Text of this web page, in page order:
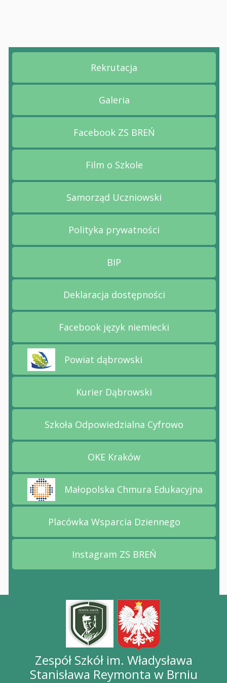
Przejdź na stronę
Rekrutacja
Przejdź na stronę Galeria
Galeria
Przejdź na stronę
Facebook ZS BREŃ
Przejdź na stronę Film o
Film o Szkole
Przejdź na stronę
Samorząd Uczniowski
Przejdź na stronę
Polityka prywatności
Przejdź na stronę BIP
BIP
Przejdź na stronę
Deklaracja dostępności
Przejdź na stronę
Facebook język niemiecki
Przejdź na stronę Powiat dąbrowski
Powiat dąbrowski
Przejdź na stronę Kurier
Kurier Dąbrowski
Przejdź na stronę Szkoła
Szkoła Odpowiedzialna Cyfrowo
Przejdź na stronę OKE
OKE Kraków
Przejdź na stronę Małopolska Chmura
Małopolska Chmura Edukacyjna
Przejdź na stronę
Placówka Wsparcia Dziennego
Przejdź na stronę
Instagram ZS BREŃ
Zespół Szkół im. Władysława
Stanisława Reymonta w Brniu